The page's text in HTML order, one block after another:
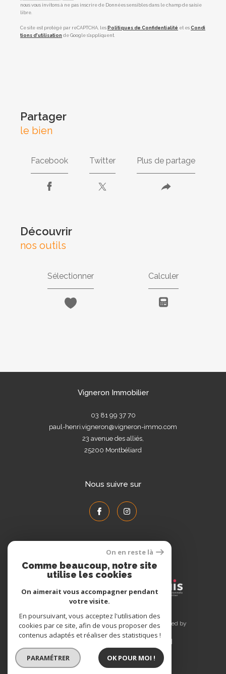
nous vous invitons à ne pas inscrire de Données sensibles dans le champ de saisie
libre.
Ce site est protégé par reCAPTCHA, les Politiques de Confidentialité et es Condi
tions d'utilisation de Google s'appliquent.
partager
le bien
Facebook Twitter Plus de partage
découvrir
nos outils
Sélectionner Calculer
Vigneron Immobilier
03 81 99 37 70
paul-henri.vigneron@vigneron-immo.com
23 avenue des alliés,
25200
Montbéliard
Nous suivre sur
Adhérents
© 2026 | Tous droits réservés | Traduction powered by
Google |
Nos liens
Politique RGPD Cookies
On en reste là
Comme beaucoup, notre site
utilise les cookies
On aimerait vous accompagner pendant
votre visite.
En poursuivant, vous acceptez l'utilisation des
cookies par ce site, afin de vous proposer des
contenus adaptés et réaliser des statistiques !
PARAMÉTRER OK POUR MOI !